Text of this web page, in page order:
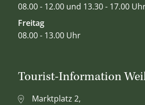
08.00 - 12.00 und 13.30 - 17.00
Freitag
08.00 - 13.00 Uhr
Tourist-Information
Marktplatz 2,